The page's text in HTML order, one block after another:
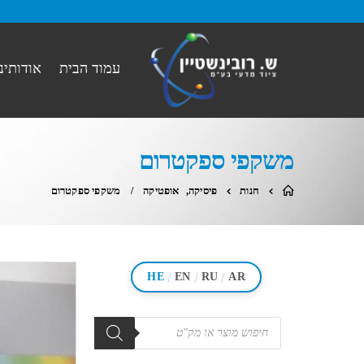
עמוד הבית
משקפי ספקטרום
חנות פיסיקה, אופטיקה משקפי ספקטרום
HE / EN / RU / AR
מוצרים
search